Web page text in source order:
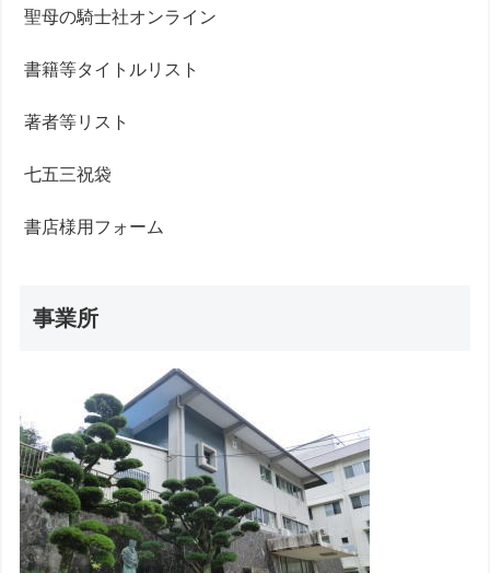
聖母の騎士社オンライン
書籍等タイトルリスト
著者等リスト
七五三祝袋
書店様用フォーム
事業所